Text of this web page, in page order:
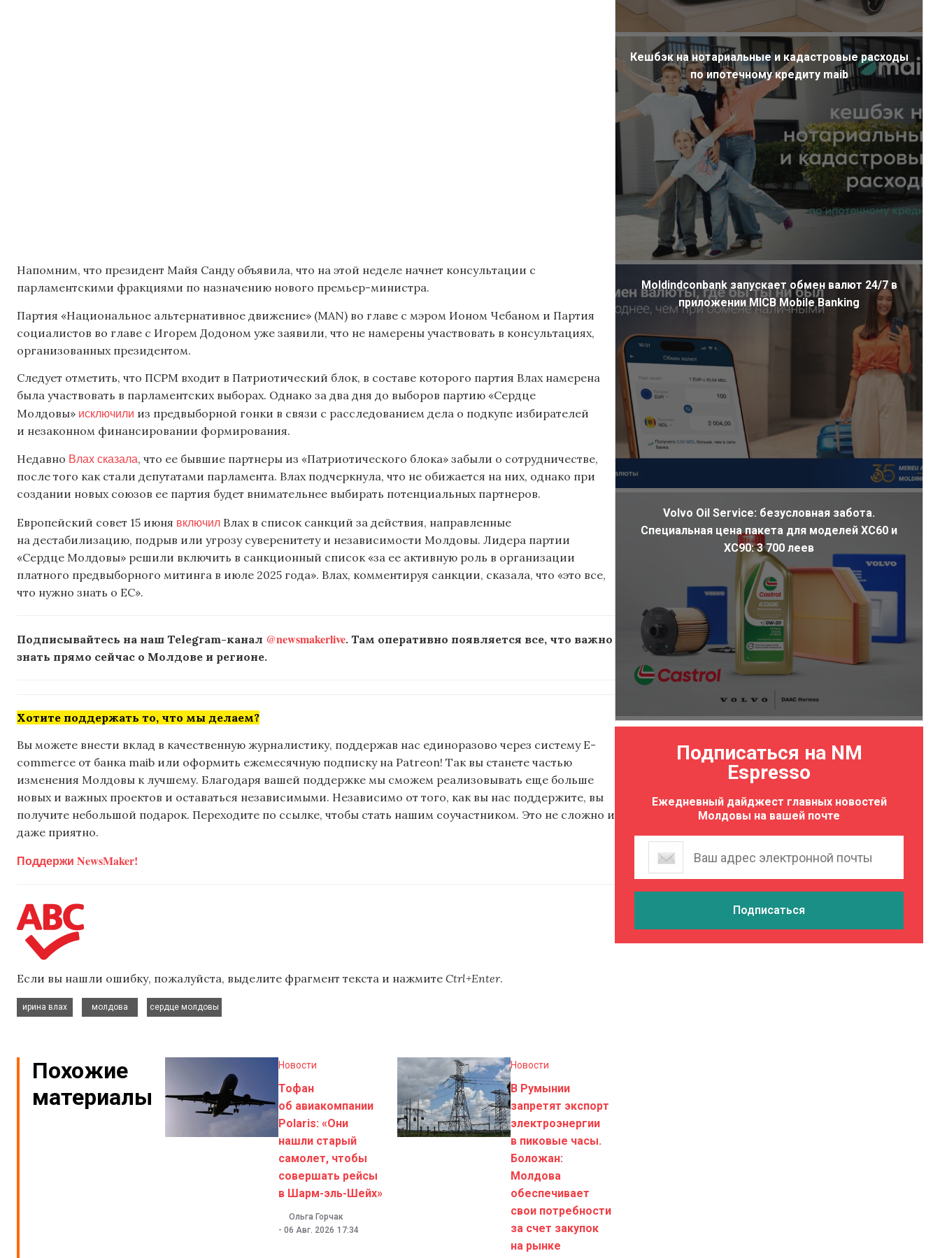
Напомним, что президент Майя Санду объявила, что на этой неделе начнет консультации с
парламентскими фракциями по назначению нового премьер-министра.
Партия «Национальное альтернативное движение» (MAN) во главе с мэром Ионом Чебаном и Партия
социалистов во главе с Игорем Додоном уже заявили, что не намерены участвовать в консультациях,
организованных президентом.
Следует отметить, что ПСРМ входит в Патриотический блок, в составе которого партия Влах намерена
была участвовать в парламентских выборах. Однако за два дня до выборов партию «Сердце
Молдовы» исключили из предвыборной гонки в связи с расследованием дела о подкупе избирателей
и незаконном финансировании формирования.
Недавно Влах сказала, что ее бывшие партнеры из «Патриотического блока» забыли о сотрудничестве,
после того как стали депутатами парламента. Влах подчеркнула, что не обижается на них, однако при
создании новых союзов ее партия будет внимательнее выбирать потенциальных партнеров.
Европейский совет 15 июня включил Влах в список санкций за действия, направленные
на дестабилизацию, подрыв или угрозу суверенитету и независимости Молдовы. Лидера партии
«Сердце Молдовы» решили включить в санкционный список «за ее активную роль в организации
платного предвыборного митинга в июле 2025 года». Влах, комментируя санкции, сказала, что «это все,
что нужно знать о ЕС».
Подписывайтесь на наш Telegram-канал @newsmakerlive. Там оперативно появляется все, что важно
знать прямо сейчас о Молдове и регионе.
Хотите поддержать то, что мы делаем?
Вы можете внести вклад в качественную журналистику, поддержав нас единоразово через систему E-
commerce от банка maib или оформить ежемесячную подписку на Patreon! Так вы станете частью
изменения Молдовы к лучшему. Благодаря вашей поддержке мы сможем реализовывать еще больше
новых и важных проектов и оставаться независимыми. Независимо от того, как вы нас поддержите, вы
получите небольшой подарок. Переходите по ссылке, чтобы стать нашим соучастником. Это не сложно и
даже приятно.
Поддержи NewsMaker!
Если вы нашли ошибку, пожалуйста, выделите фрагмент текста и нажмите Ctrl+Enter.
ирина влах
молдова
сердце молдовы
Похожие
материалы
Новости
Тофан
об авиакомпании
Polaris: «Они
нашли старый
самолет, чтобы
совершать рейсы
в Шарм-эль-Шейх»
Ольга Горчак
- 06 Авг. 2026 17:34
Новости
В Румынии
запретят экспорт
электроэнергии
в пиковые часы.
Боложан:
Молдова
обеспечивает
свои потребности
за счет закупок
на рынке
Кешбэк на нотариальные и кадастровые расходы
по ипотечному кредиту maib
Moldindconbank запускает обмен валют 24/7 в
приложении MICB Mobile Banking
Volvo Oil Service: безусловная забота.
Специальная цена пакета для моделей XC60 и
XC90: 3 700 леев
Подписаться на NM
Espresso
Ежедневный дайджест главных новостей
Молдовы на вашей почте